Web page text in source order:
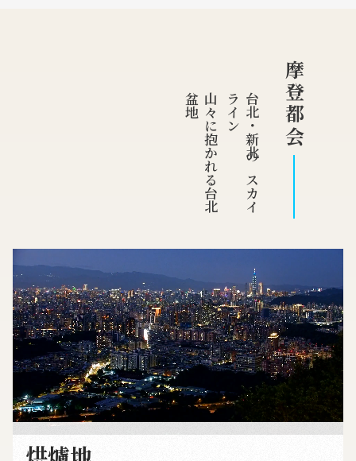
摩登都会
台
北
・
新
北
の
ス
カ
イ
ラ
イ
ン
山
々
に
抱
か
れ
る
台
北
盆
地